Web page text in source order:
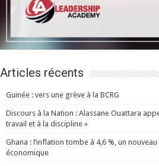
Articles récents
Guinée : vers une grève à la BCRG
Discours à la Nation : Alassane Ouattara
travail et à la discipline »
Ghana : l’inflation tombe à 4,6 %, un
économique